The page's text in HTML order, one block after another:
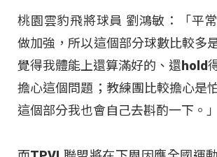
桃園雲豹飛將球員 劉鴻敏：「平
做加強，所以這個部分球數比較多
覺得我體能上還算滿好的、還hold
擔心這個問題；教練團比較擔心是
這個部分我也會自己去斟酌一下。」